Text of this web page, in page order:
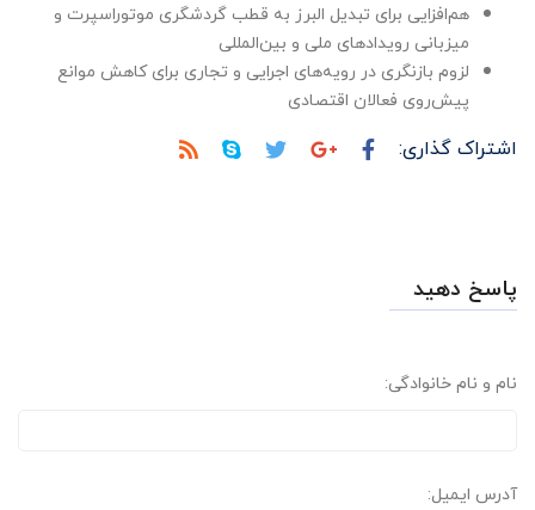
هم‌افزایی برای تبدیل البرز به قطب گردشگری موتوراسپرت و
میزبانی رویدادهای ملی و بین‌المللی
لزوم بازنگری در رویه‌های اجرایی و تجاری برای کاهش موانع
پیش‌روی فعالان اقتصادی
اشتراک گذاری:
پاسخ دهید
نام و نام خانوادگی:
آدرس ایمیل: